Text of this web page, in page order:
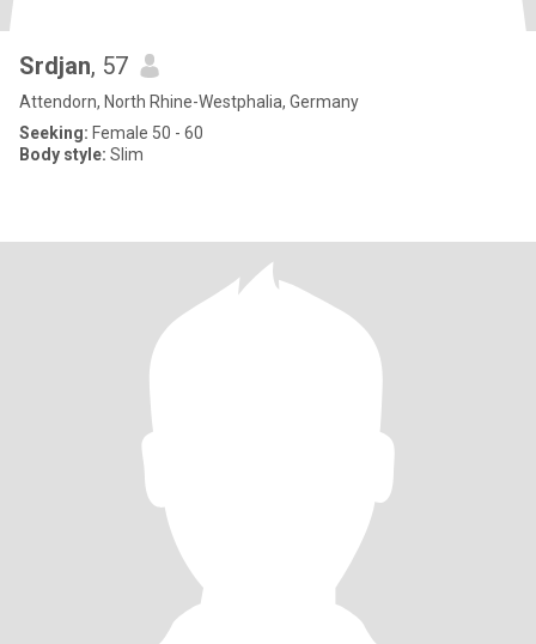
Srdjan, 57
Attendorn, North Rhine-Westphalia, Germany
Seeking: Female 50 - 60
Body style: Slim